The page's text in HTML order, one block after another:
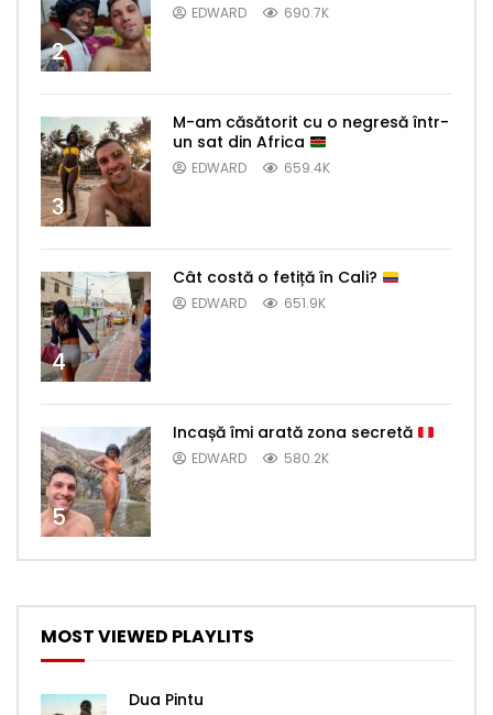
2
EDWARD 690.7K
3
M-am căsătorit cu o negresă într-
un sat din Africa
EDWARD 659.4K
4
Cât costă o fetiță în Cali?
EDWARD 651.9K
5
Incașă îmi arată zona secretă
EDWARD 580.2K
MOST VIEWED PLAYLITS
Dua Pintu